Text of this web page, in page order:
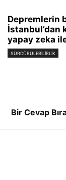
Depremlerin
İstanbul’dan
yapay zeka
SÜRDÜRÜLEBILIRLIK
Bir Cevap